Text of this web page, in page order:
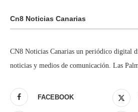
Cn8 Noticias Canarias
CN8 Noticias Canarias un periódico digital
noticias y medios de comunicación. Las
FACEBOOK